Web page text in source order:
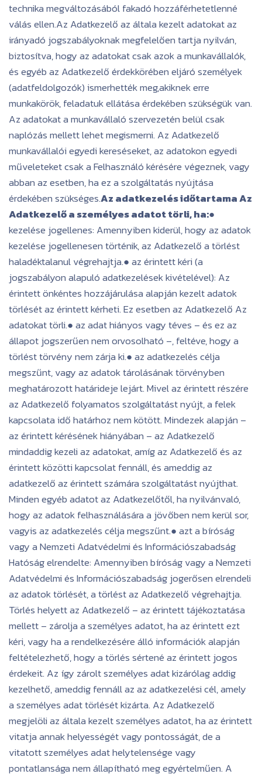
technika megváltozásából fakadó hozzáférhetetlenné
válás ellen.Az Adatkezelő az általa kezelt adatokat az
irányadó jogszabályoknak megfelelően tartja nyilván,
biztosítva, hogy az adatokat csak azok a munkavállalók,
és egyéb az Adatkezelő érdekkörében eljáró személyek
(adatfeldolgozók) ismerhették meg,akiknek erre
munkakörök, feladatuk ellátása érdekében szükségük van.
Az adatokat a munkavállaló szervezetén belül csak
naplózás mellett lehet megismerni. Az Adatkezelő
munkavállalói egyedi kereséseket, az adatokon egyedi
műveleteket csak a Felhasználó kérésére végeznek, vagy
abban az esetben, ha ez a szolgáltatás nyújtása
érdekében szükséges.Az adatkezelés időtartama Az
Adatkezelő a személyes adatot törli, ha:●
kezelése jogellenes: Amennyiben kiderül, hogy az adatok
kezelése jogellenesen történik, az Adatkezelő a törlést
haladéktalanul végrehajtja.● az érintett kéri (a
jogszabályon alapuló adatkezelések kivételével): Az
érintett önkéntes hozzájárulása alapján kezelt adatok
törlését az érintett kérheti. Ez esetben az Adatkezelő Az
adatokat törli.● az adat hiányos vagy téves – és ez az
állapot jogszerűen nem orvosolható –, feltéve, hogy a
törlést törvény nem zárja ki.● az adatkezelés célja
megszűnt, vagy az adatok tárolásának törvényben
meghatározott határideje lejárt. Mivel az érintett részére
az Adatkezelő folyamatos szolgáltatást nyújt, a felek
kapcsolata idő határhoz nem kötött. Mindezek alapján –
az érintett kérésének hiányában – az Adatkezelő
mindaddig kezeli az adatokat, amíg az Adatkezelő és az
érintett közötti kapcsolat fennáll, és ameddig az
adatkezelő az érintett számára szolgáltatást nyújthat.
Minden egyéb adatot az Adatkezelőtől, ha nyilvánvaló,
hogy az adatok felhasználására a jövőben nem kerül sor,
vagyis az adatkezelés célja megszűnt.● azt a bíróság
vagy a Nemzeti Adatvédelmi és Információszabadság
Hatóság elrendelte: Amennyiben bíróság vagy a Nemzeti
Adatvédelmi és Információszabadság jogerősen elrendeli
az adatok törlését, a törlést az Adatkezelő végrehajtja.
Törlés helyett az Adatkezelő – az érintett tájékoztatása
mellett – zárolja a személyes adatot, ha az érintett ezt
kéri, vagy ha a rendelkezésére álló információk alapján
feltételezhető, hogy a törlés sértené az érintett jogos
érdekeit. Az így zárolt személyes adat kizárólag addig
kezelhető, ameddig fennáll az az adatkezelési cél, amely
a személyes adat törlését kizárta. Az Adatkezelő
megjelöli az általa kezelt személyes adatot, ha az érintett
vitatja annak helyességét vagy pontosságát, de a
vitatott személyes adat helytelensége vagy
pontatlansága nem állapítható meg egyértelműen. A